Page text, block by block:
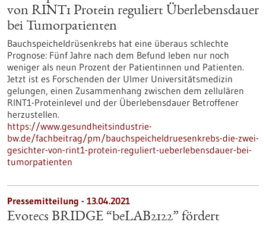
von RINT1 Protein reguliert Überlebensdauer
bei Tumorpatienten
Bauchspeicheldrüsenkrebs hat eine überaus schlechte
Prognose: Fünf Jahre nach dem Befund leben nur noch
weniger als neun Prozent der Patientinnen und Patienten.
Jetzt ist es Forschenden der Ulmer Universitätsmedizin
gelungen, einen Zusammenhang zwischen dem zellulären
RINT1-Proteinlevel und der Überlebensdauer Betroffener
herzustellen.
https://www.gesundheitsindustrie-
bw.de/fachbeitrag/pm/bauchspeicheldruesenkrebs-die-zwei-
gesichter-von-rint1-protein-reguliert-ueberlebensdauer-bei-
tumorpatienten
Pressemitteilung - 13.04.2021
Evotecs BRIDGE “beLAB2122” fördert